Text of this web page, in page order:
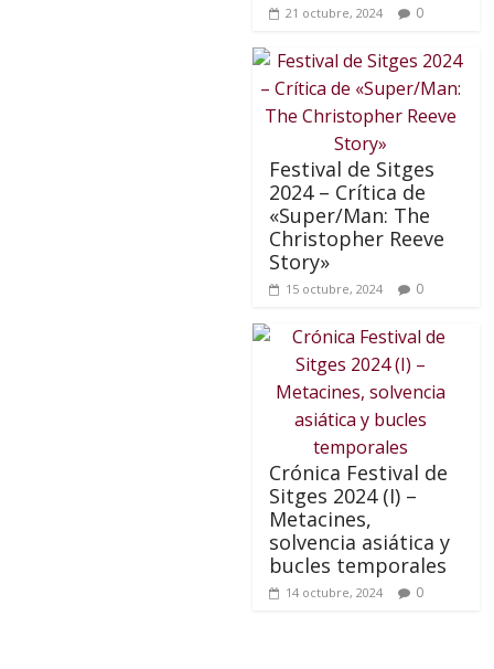
21 octubre, 2024 0
Festival de Sitges
2024 – Crítica de
«Super/Man: The
Christopher Reeve
Story»
15 octubre, 2024 0
Crónica Festival de
Sitges 2024 (I) –
Metacines,
solvencia asiática y
bucles temporales
14 octubre, 2024 0